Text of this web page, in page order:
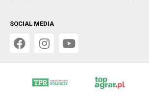
SOCIAL MEDIA